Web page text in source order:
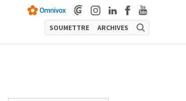
SOUMETTRE ARCHIVES